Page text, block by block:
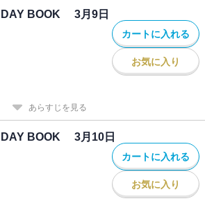
BOOK 3月9日
カートに入れる
お気に入り
あらすじを見る
BOOK 3月10日
カートに入れる
お気に入り